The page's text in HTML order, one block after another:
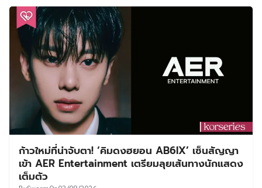
ก้าวใหม่ที่น่าจับตา! ‘คิมดงฮยอน AB6IX’ เซ็นสัญญา
เข้า AER Entertainment เตรียมลุยเส้นทางนักแสดง
เต็มตัว